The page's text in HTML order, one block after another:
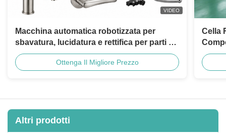
VIDEO
Macchina automatica robotizzata per
sbavatura, lucidatura e rettifica per parti di
motociclette, rubinetti in ottone,
ferramenta, maniglie per porte
Ottenga Il Migliore Prezzo
Cella
del
Altri prodotti